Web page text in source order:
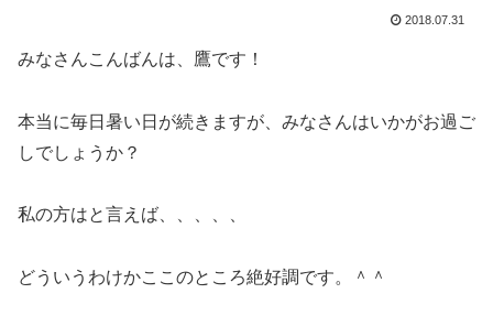
2018.07.31
みなさんこんばんは、鷹です！
本当に毎日暑い日が続きますが、みなさんはいかがお過ご
しでしょうか？
私の方はと言えば、、、、、
どういうわけかここのところ絶好調です。＾＾